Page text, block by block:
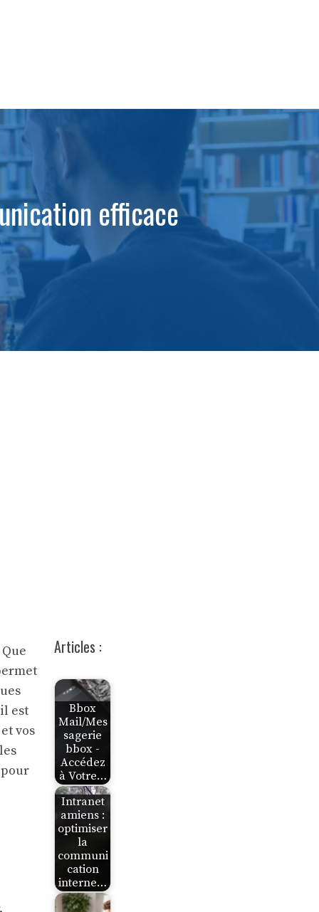
efficace
est
vos
.
Articles :
Bbox
Mail/Mes
sagerie
bbox -
Accédez
à Votre…
Intranet
amiens :
optimiser
la
communi
cation
interne…